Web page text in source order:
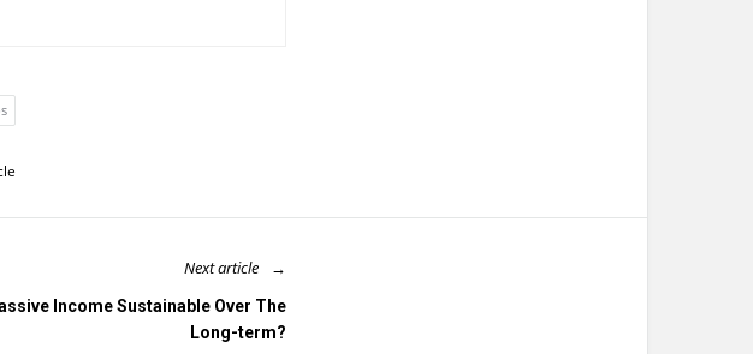
Next article
Income Sustainable Over The
Long-term?